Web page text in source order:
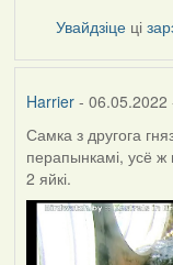
Увайдзіце ці
Harrier- 06.05.2022
Самка з другога
перапынкамі, усё
2 яйкі.